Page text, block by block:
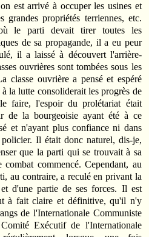
est arrivé à occuper les usines et
grandes propriétés terriennes, etc.
le parti devait tirer toutes les
de sa propagande, il a eu peur
il a laissé à découvert l'arrière-
ouvrières sont tombées sous les
classe ouvrière a pensé et espéré
la lutte consoliderait les progrès de
faire, l'espoir du prolétariat était
de la bourgeoisie ayant été à ce
et n'ayant plus confiance ni dans
Il était donc naturel, dis-je,
que la parti qui se trouvait à sa
commencé. Cependant, au
au contraire, a reculé en privant la
d'une partie de ses forces. Il est
à fait claire et définitive, qu'il n'y
de l'Internationale Communiste
Exécutif de l'Internationale